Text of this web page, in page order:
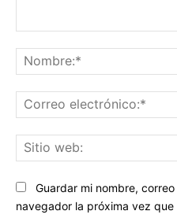
Guardar mi nombre,
navegador la próxima vez que